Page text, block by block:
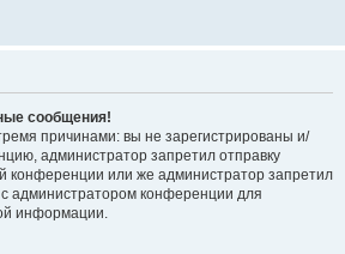
сообщения!
причинами: вы не зарегистрированы и/
администратор запретил отправку
конференции или же администратор запретил
администратором конференции для
информации.